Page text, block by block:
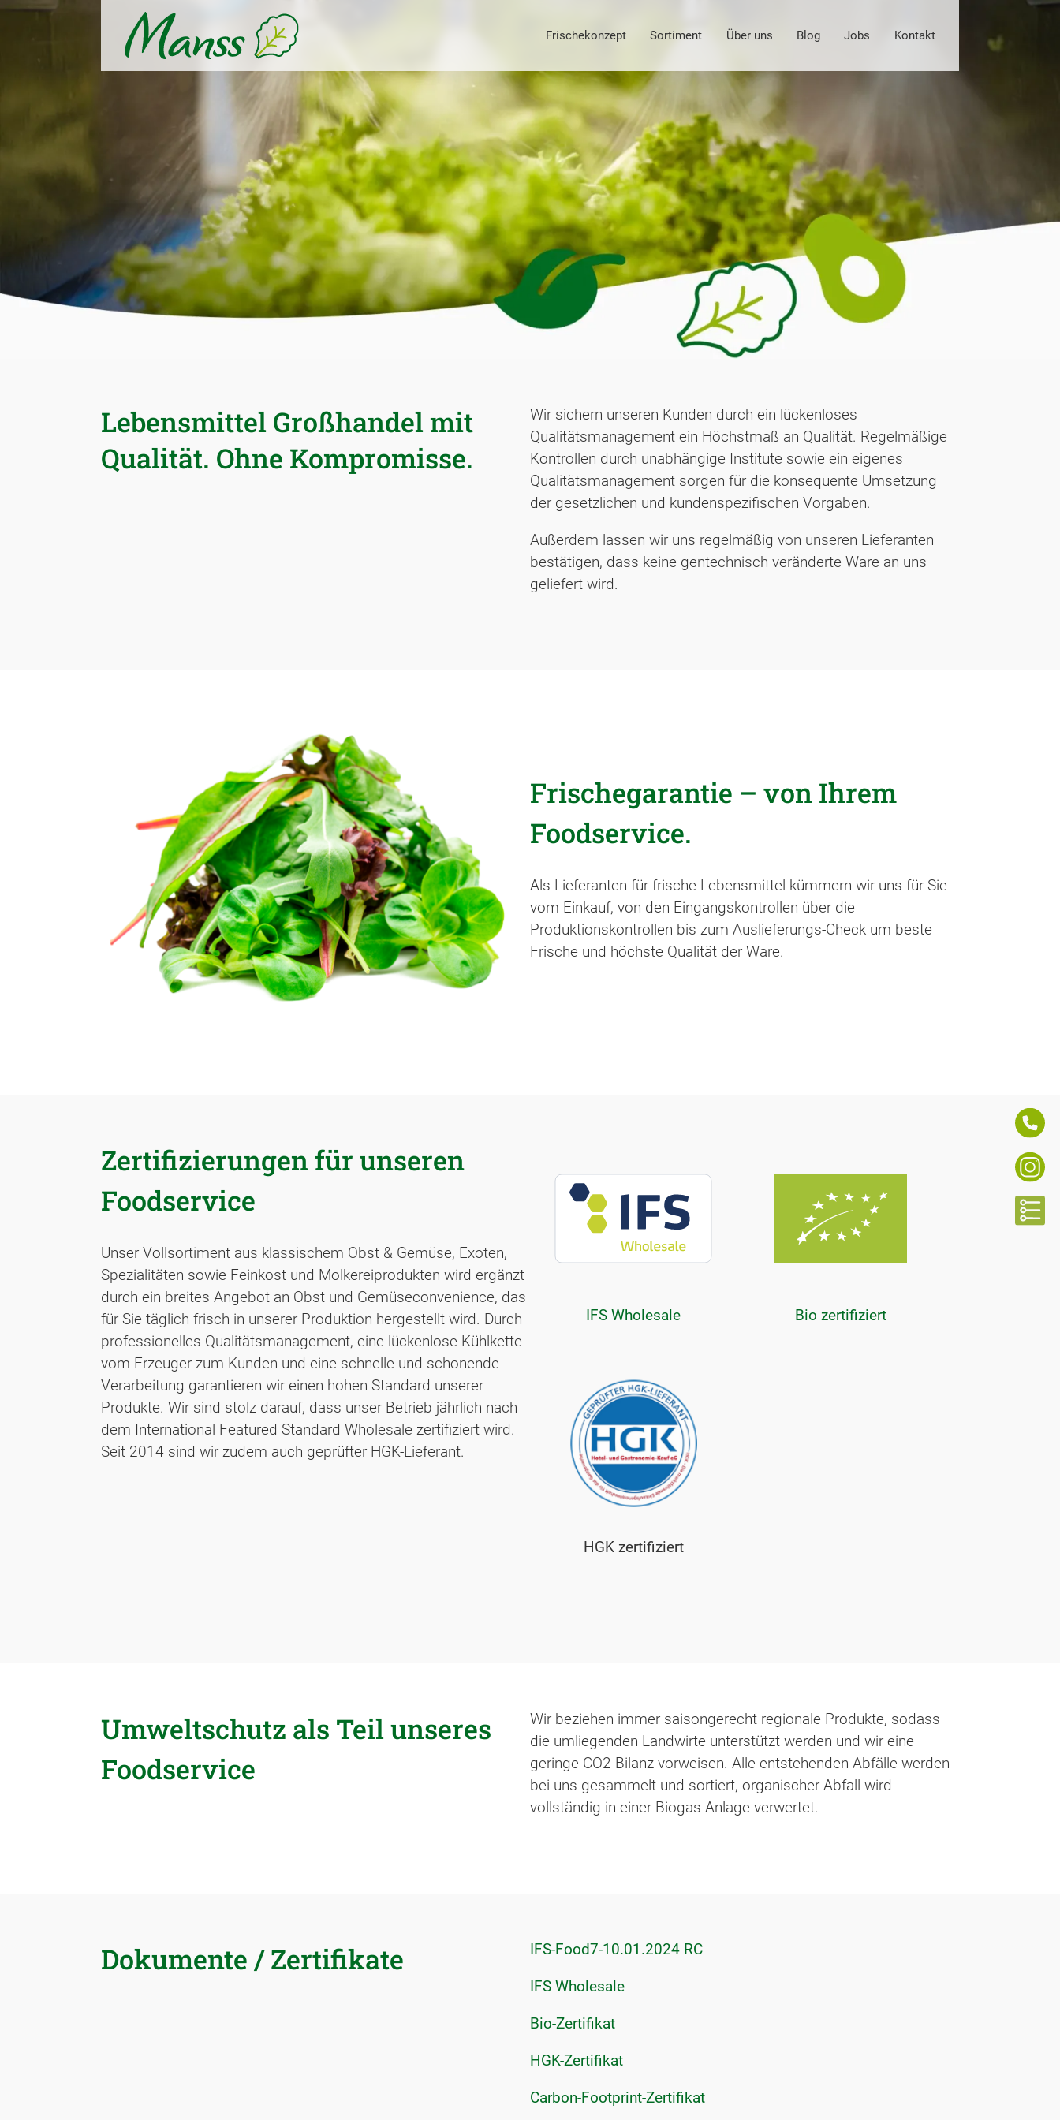
Frischekonzept Sortiment Über uns Blog Jobs Kontakt
Lebensmittel Großhandel mit
Qualität. Ohne Kompromisse.
Wir sichern unseren Kunden durch ein lückenloses
Qualitätsmanagement ein Höchstmaß an Qualität. Regelmäßige
Kontrollen durch unabhängige Institute sowie ein eigenes
Qualitätsmanagement sorgen für die konsequente Umsetzung
der gesetzlichen und kundenspezifischen Vorgaben.
Außerdem lassen wir uns regelmäßig von unseren Lieferanten
bestätigen, dass keine gentechnisch veränderte Ware an uns
geliefert wird.
Frischegarantie – von Ihrem
Foodservice.
Als Lieferanten für frische Lebensmittel kümmern wir uns für Sie
vom Einkauf, von den Eingangskontrollen über die
Produktionskontrollen bis zum Auslieferungs-Check um beste
Frische und höchste Qualität der Ware.
Zertifizierungen für unseren
Foodservice
Unser Vollsortiment aus klassischem Obst & Gemüse, Exoten,
Spezialitäten sowie Feinkost und Molkereiprodukten wird ergänzt
durch ein breites Angebot an Obst und Gemüseconvenience, das
für Sie täglich frisch in unserer Produktion hergestellt wird. Durch
professionelles Qualitätsmanagement, eine lückenlose Kühlkette
vom Erzeuger zum Kunden und eine schnelle und schonende
Verarbeitung garantieren wir einen hohen Standard unserer
Produkte. Wir sind stolz darauf, dass unser Betrieb jährlich nach
dem International Featured Standard Wholesale zertifiziert wird.
Seit 2014 sind wir zudem auch geprüfter HGK-Lieferant.
IFS Wholesale Bio zertifiziert
HGK zertifiziert
Umweltschutz als Teil unseres
Foodservice
Wir beziehen immer saisongerecht regionale Produkte, sodass
die umliegenden Landwirte unterstützt werden und wir eine
geringe CO2-Bilanz vorweisen. Alle entstehenden Abfälle werden
bei uns gesammelt und sortiert, organischer Abfall wird
vollständig in einer Biogas-Anlage verwertet.
Dokumente / Zertifikate IFS-Food7-10.01.2024 RC
IFS Wholesale
Bio-Zertifikat
HGK-Zertifikat
Carbon-Footprint-Zertifikat